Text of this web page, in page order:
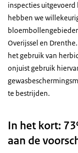
inspecties
hebben we
Overijssel en
het gebruik van
onjuist gebruik
te bestrijden.
In het kort:
aan de